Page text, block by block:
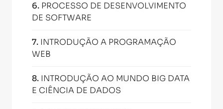
6. PROCESSO DE DESENVOLVIMENTO
DE SOFTWARE
7. INTRODUÇÃO A PROGRAMAÇÃO
WEB
8. INTRODUÇÃO AO MUNDO BIG DATA
E CIÊNCIA DE DADOS